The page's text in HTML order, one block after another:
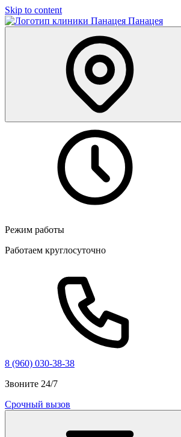
Skip to content
Панацея
Режим работы
Работаем круглосуточно
8 (960) 030-38-38
Звоните 24/7
Срочный вызов